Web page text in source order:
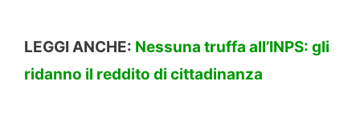
LEGGI ANCHE: Nessuna truffa all’INPS: gli
ridanno il reddito di cittadinanza